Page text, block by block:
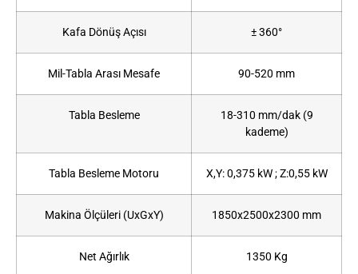
Kafa Dönüş Açısı ± 360°
Mil-Tabla Arası Mesafe 90-520 mm
Tabla Besleme
18-310 mm/dak (9
kademe)
Tabla Besleme Motoru X,Y: 0,375 kW ; Z:0,55 kW
Makina Ölçüleri (UxGxY) 1850x2500x2300 mm
Net Ağırlık 1350 Kg